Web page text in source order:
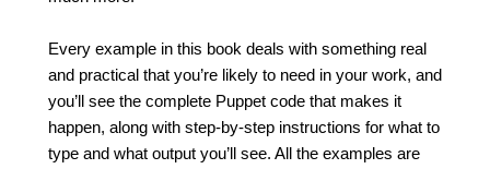
Every example in this book deals with something real
and practical that you’re likely to need in your work, and
you’ll see the complete Puppet code that makes it
happen, along with step-by-step instructions for what to
type and what output you’ll see. All the examples are